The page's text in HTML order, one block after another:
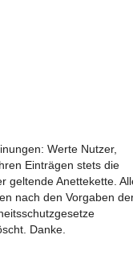
Werte Nutzer,
Einträgen stets die
geltende Anettekette.
nach den Vorgaben
Danke.